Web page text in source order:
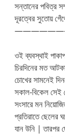
সন্তানের পবিত্র
দূরত্বের সুতোয়
ওই ব্যবস্থাই
চিরদিনের মত
চোখের সামনেই
সকাল-বিকেল সেই
সংসারে মন
প্রতিরাতে ছেলের
যান উনি | তারপর